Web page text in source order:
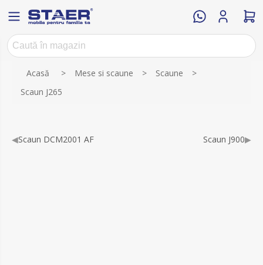
Acasă > Mese si scaune > Scaune
>
Scaun J265
◀Scaun DCM2001 AF Scaun J900▶
Numele atributului Valoarea atributului